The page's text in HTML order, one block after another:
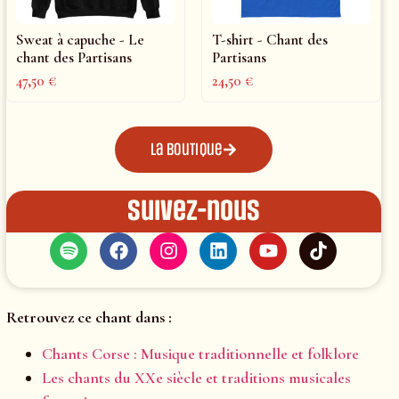
Sweat à capuche - Le
chant des Partisans
47,50€
T-shirt - Chant des
Partisans
24,50€
La boutique
Suivez-nous
Retrouvez ce chant dans :
Chants Corse : Musique traditionnelle et folklore
Les chants du XXe siècle et traditions musicales